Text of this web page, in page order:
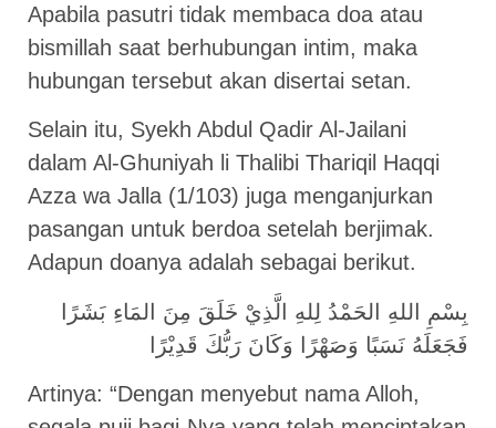
Apabila pasutri tidak membaca doa atau
bismillah saat berhubungan intim, maka
hubungan tersebut akan disertai setan.
Selain itu, Syekh Abdul Qadir Al-Jailani
dalam Al-Ghuniyah li Thalibi Thariqil Haqqi
Azza wa Jalla (1/103) juga menganjurkan
pasangan untuk berdoa setelah berjimak.
Adapun doanya adalah sebagai berikut.
بِسْمِ اللهِ الحَمْدُ لِلهِ الَّذِيْ خَلَقَ مِنَ المَاءِ بَشَرًا
فَجَعَلَهُ نَسَبًا وَصَهْرًا وَكَانَ رَبُّكَ قَدِيْرًا
Artinya: “Dengan menyebut nama Alloh,